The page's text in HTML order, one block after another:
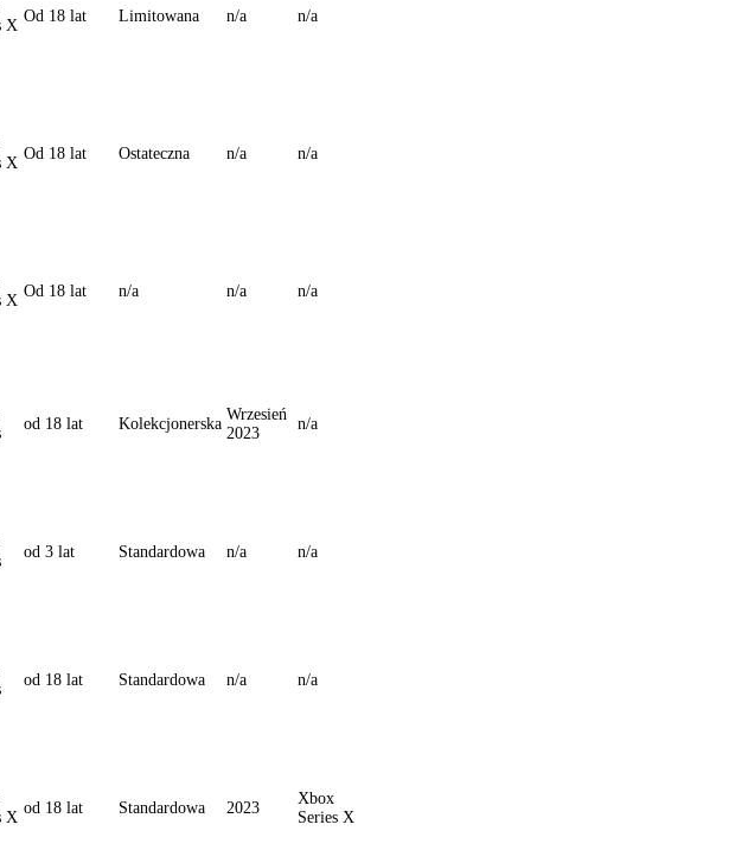
X
Od 18 lat Limitowana n/a n/a
X
Od 18 lat Ostateczna n/a n/a
X
Od 18 lat n/a n/a n/a
od 18 lat Kolekcjonerska
Wrzesień
2023
n/a
od 3 lat Standardowa n/a n/a
od 18 lat Standardowa n/a n/a
X
od 18 lat Standardowa 2023
Xbox
Series X